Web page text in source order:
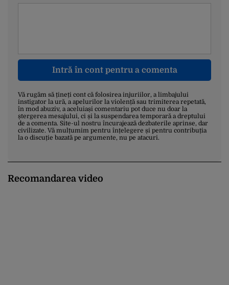
Intră în cont pentru a comenta
Vă rugăm să țineți cont că folosirea injuriilor, a limbajului
instigator la ură, a apelurilor la violență sau trimiterea repetată,
în mod abuziv, a aceluiași comentariu pot duce nu doar la
ștergerea mesajului, ci și la suspendarea temporară a dreptului
de a comenta. Site-ul nostru încurajează dezbaterile aprinse, dar
civilizate. Vă mulțumim pentru înțelegere și pentru contribuția
la o discuție bazată pe argumente, nu pe atacuri.
Recomandarea video